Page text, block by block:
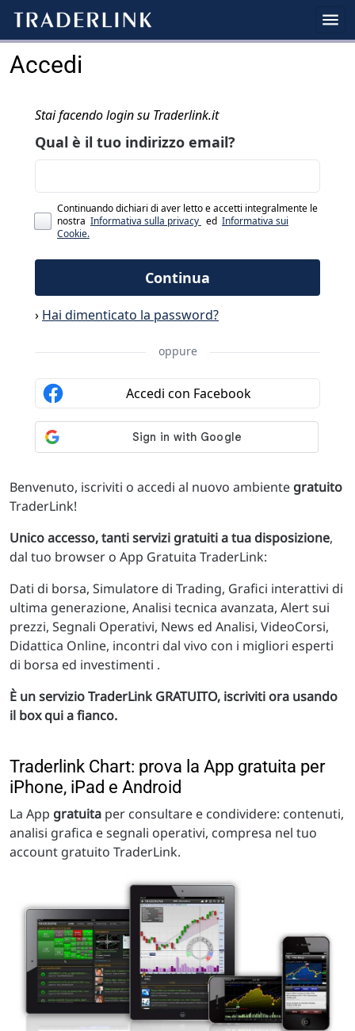
Accedi
Benvenuto, iscriviti o accedi al nuovo ambiente gratuito
TraderLink!
Unico accesso, tanti servizi gratuiti a tua disposizione,
dal tuo browser o App Gratuita TraderLink:
Dati di borsa, Simulatore di Trading, Grafici interattivi di
ultima generazione, Analisi tecnica avanzata, Alert sui
prezzi, Segnali Operativi, News ed Analisi, VideoCorsi,
Didattica Online, incontri dal vivo con i migliori esperti
di borsa ed investimenti .
È un servizio TraderLink GRATUITO, iscriviti ora usando
il box qui a fianco.
Traderlink Chart: prova la App gratuita per
iPhone, iPad e Android
La App gratuita per consultare e condividere: contenuti,
analisi grafica e segnali operativi, compresa nel tuo
account gratuito TraderLink.